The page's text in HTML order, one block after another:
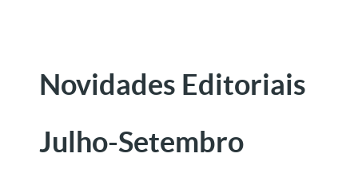
Novidades Editoriais
Julho-Setembro